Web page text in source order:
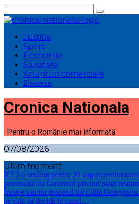
la
conținut
Justitie
Sport
Economie
Sanatate
Anunturi comerciale
Diverse
Cronica Nationala
-Pentru o Românie mai informată
07/08/2026
Ultim moment!
ÎCCJ a amânat pentru 20 august
procesului cu Guvernul privind plata
Începe sau nu procesul lui Călin
pe cale să decidă în cazul…